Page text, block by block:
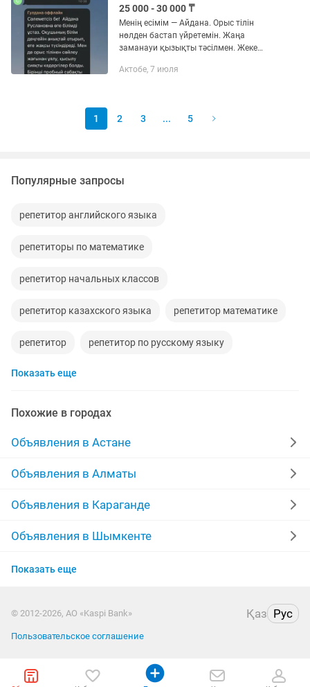
25 000 - 30 000 ₸
Менің есімім — Айдана. Орыс тілін
нөлден бастап үйретемін. Жаңа
заманауи қызықты тәсілмен. Жеке
тәжірибелі ұстазбын✨ Қазақ тілді
Актобе, 7 июля
1 2 3 ... 5
Популярные запросы
репетитор английского языка
репетиторы по математике
репетитор начальных классов
репетитор казахского языка репетитор математике
репетитор репетитор по русскому языку
репетитор по физике
репетиторство репетитор английский язык
репетитор русского языка
репетитор по английскому языку
репетитор математика
репетитор английского языка детям
Показать еще
Похожие в городах
Объявления в Астане
Объявления в Алматы
Объявления в Караганде
Объявления в Шымкенте
Объявления в Усть-Каменогорске
Объявления в Таразе
Объявления в Павлодаре
Показать еще
© 2012-2026, АО «Kaspi Bank» Қаз Рус
Пользовательское соглашение